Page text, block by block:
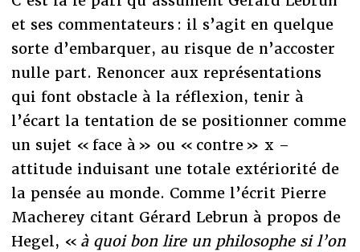
et ses commentateurs : il s’agit en quelque
sorte d’embarquer, au risque de n’accoster
nulle part. Renoncer aux représentations
qui font obstacle à la réflexion, tenir à
l’écart la tentation de se positionner comme
un sujet « face à » ou « contre » x –
attitude induisant une totale extériorité de
la pensée au monde. Comme l’écrit Pierre
Macherey citant Gérard Lebrun à propos de
Hegel, « à quoi bon lire un philosophe si l’on